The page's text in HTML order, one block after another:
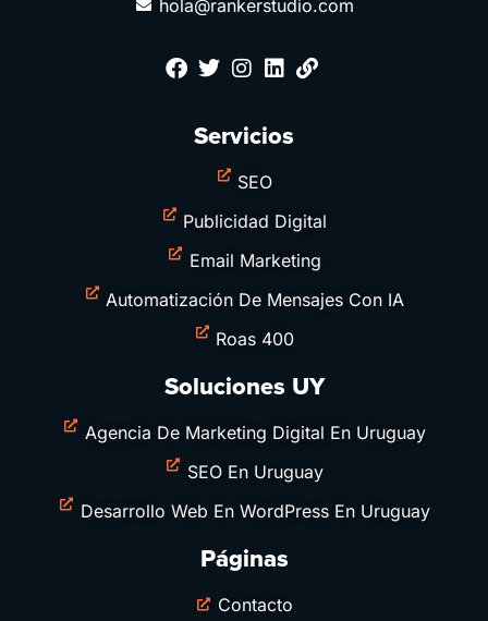
hola@rankerstudio.com
Servicios
SEO
Publicidad Digital
Email Marketing
Automatización De Mensajes Con IA
Roas 400
Soluciones UY
Agencia De Marketing Digital En Uruguay
SEO En Uruguay
Desarrollo Web En WordPress En Uruguay
Páginas
Contacto